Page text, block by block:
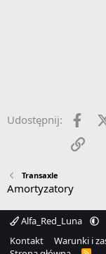
Udostępnij:
Link
Transaxle
Amortyzatory
Alfa_Red_Luna
Kontakt
Warunki i